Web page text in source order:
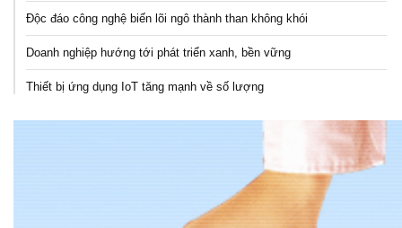
Độc đáo công nghệ biến lõi ngô thành than không khói
Doanh nghiệp hướng tới phát triển xanh, bền vững
Thiết bị ứng dụng IoT tăng mạnh về số lượng